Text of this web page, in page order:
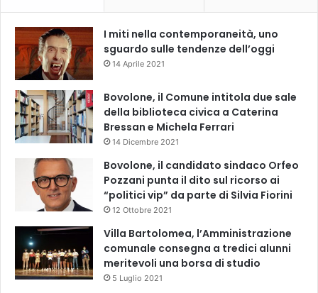
I miti nella contemporaneità, uno
sguardo sulle tendenze dell’oggi
14 Aprile 2021
Bovolone, il Comune intitola due sale
della biblioteca civica a Caterina
Bressan e Michela Ferrari
14 Dicembre 2021
Bovolone, il candidato sindaco Orfeo
Pozzani punta il dito sul ricorso ai
“politici vip” da parte di Silvia Fiorini
12 Ottobre 2021
Villa Bartolomea, l’Amministrazione
comunale consegna a tredici alunni
meritevoli una borsa di studio
5 Luglio 2021